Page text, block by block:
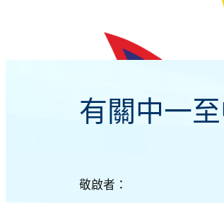
有關中一
敬啟者：